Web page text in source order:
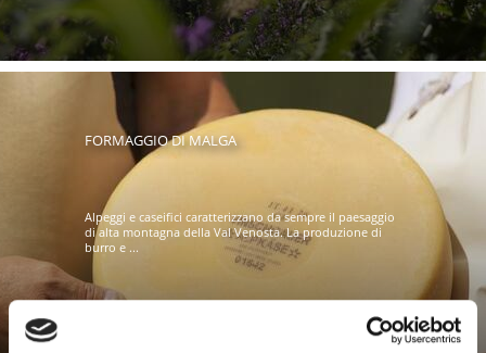
FORMAGGIO DI MALGA
Alpeggi e caseifici caratterizzano da sempre il paesaggio
di alta montagna della Val Venosta. La produzione di
burro e ...